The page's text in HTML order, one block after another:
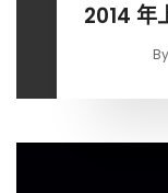
2014 年
By